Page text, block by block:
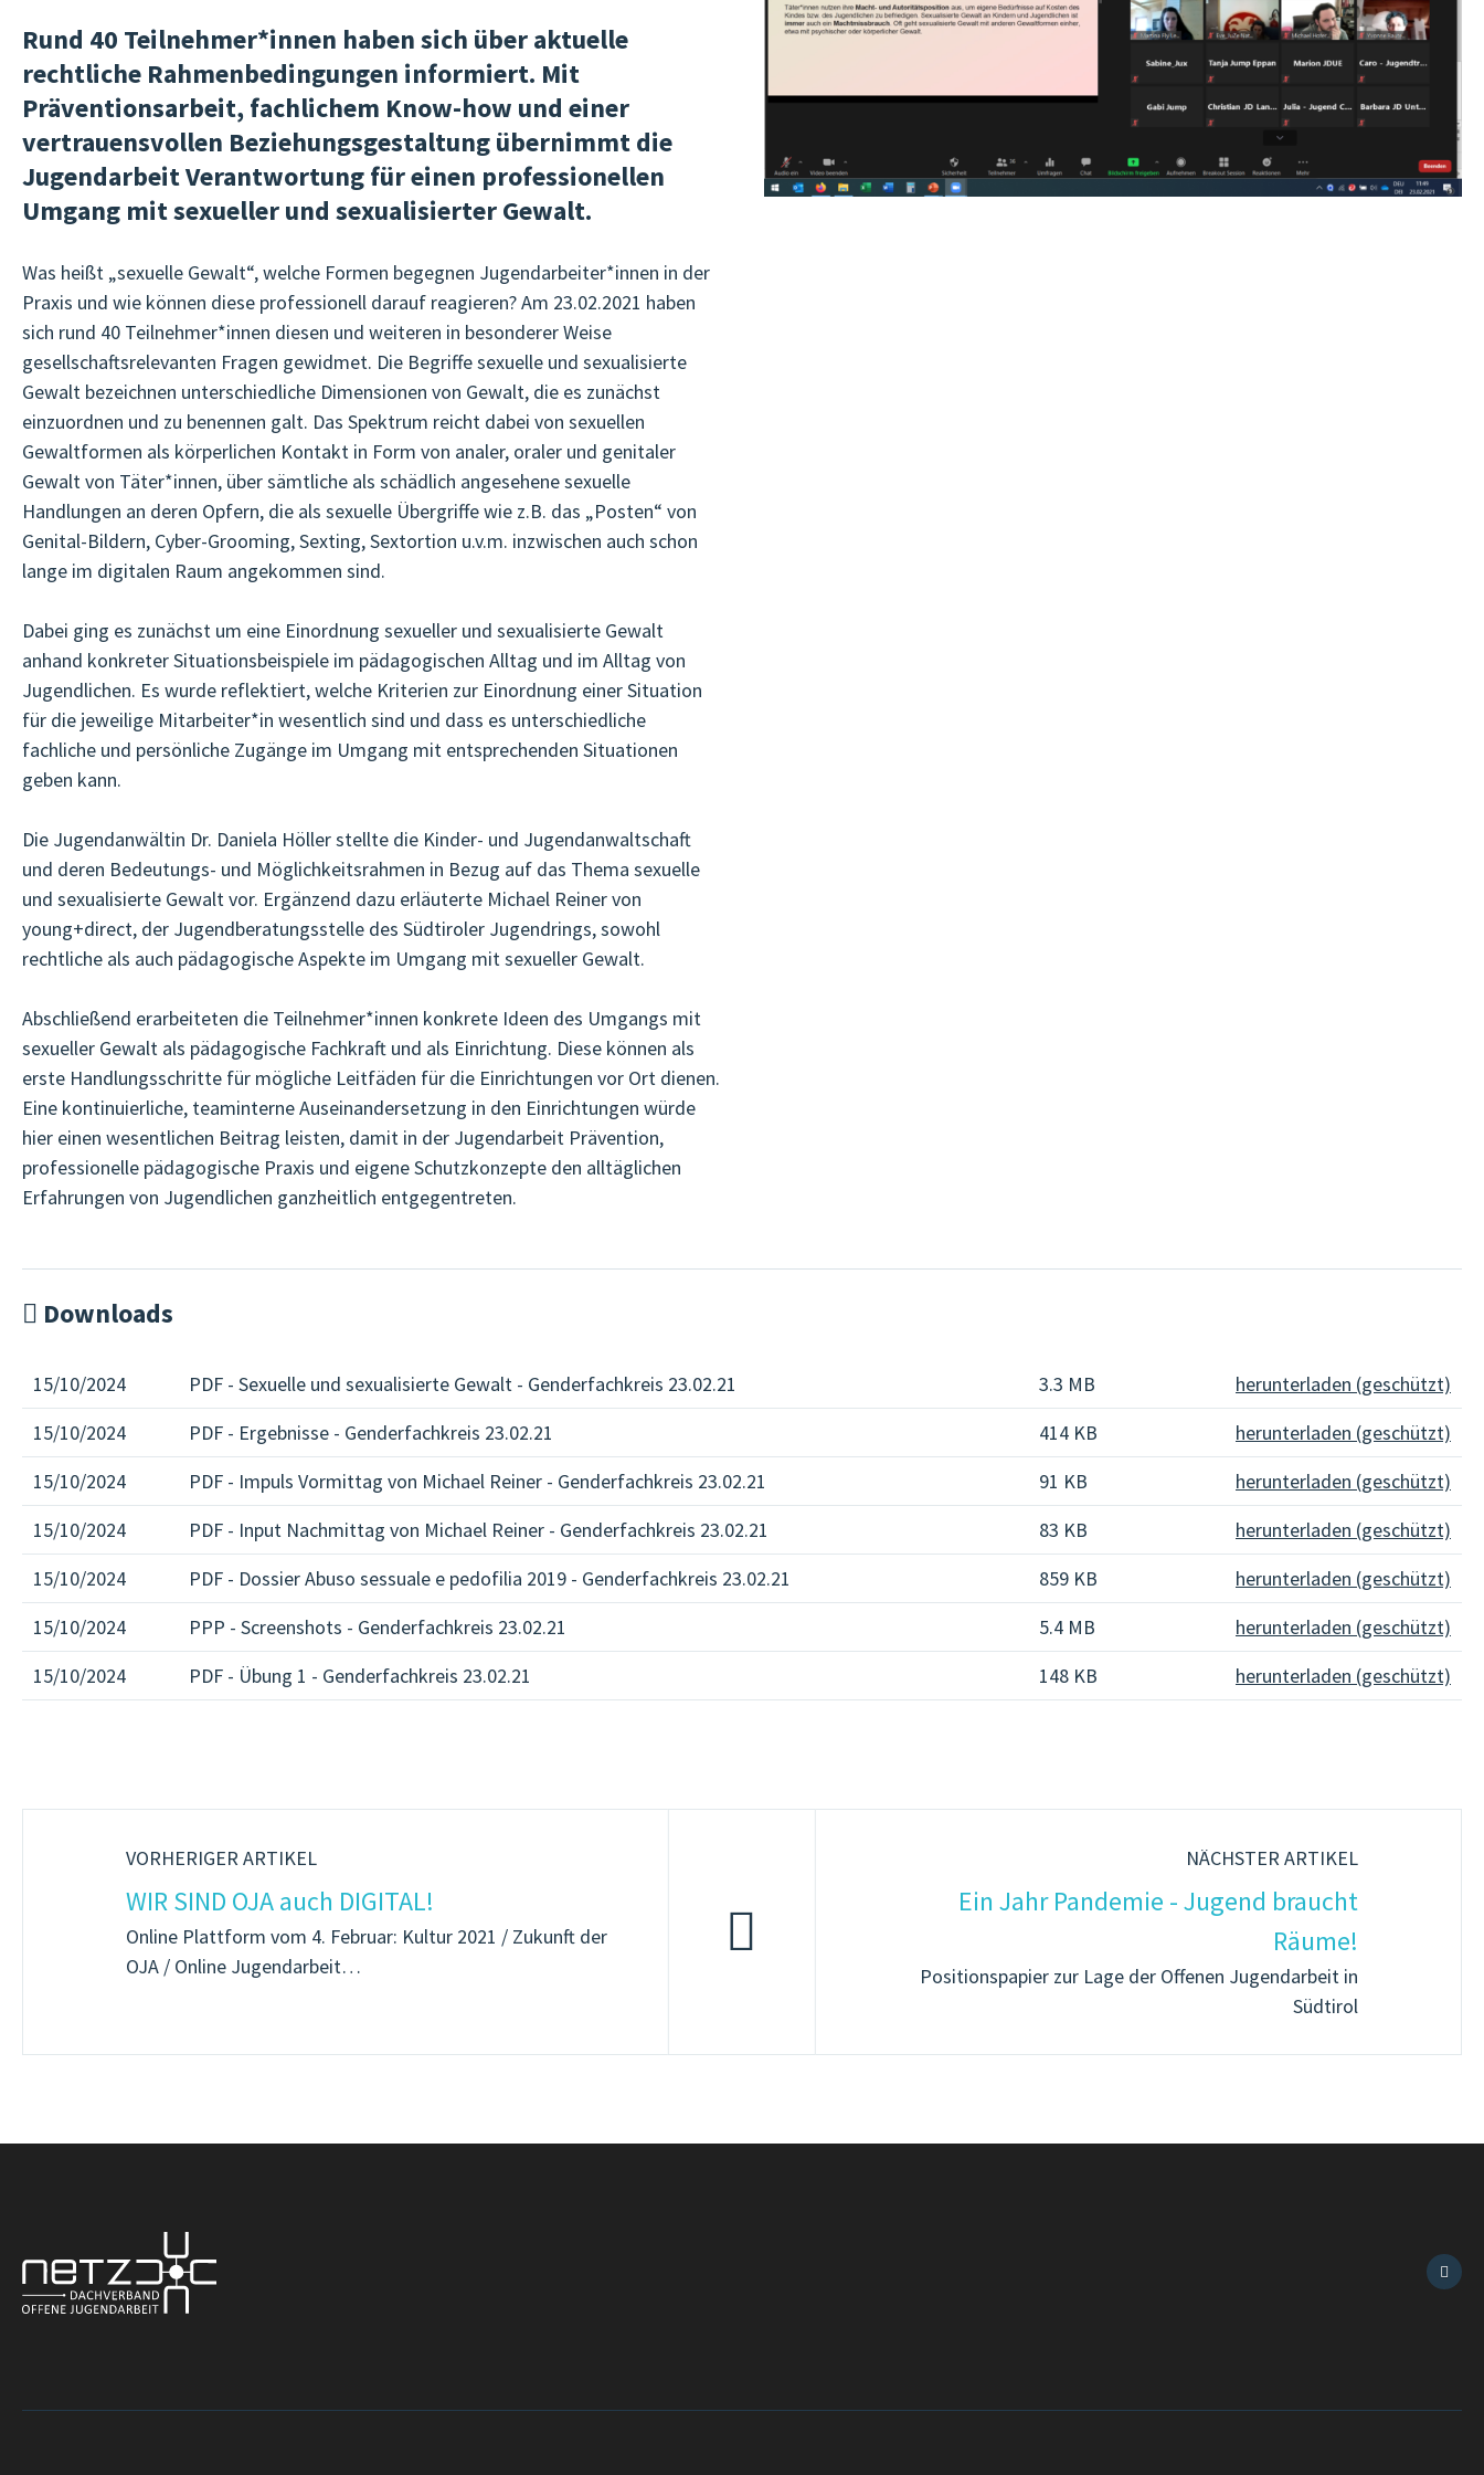
Rund 40 Teilnehmer*innen haben sich über aktuelle
rechtliche Rahmenbedingungen informiert. Mit
Präventionsarbeit, fachlichem Know-how und einer
vertrauensvollen Beziehungsgestaltung übernimmt die
Jugendarbeit Verantwortung für einen professionellen
Umgang mit sexueller und sexualisierter Gewalt.
Was heißt „sexuelle Gewalt“, welche Formen begegnen Jugendarbeiter*innen in der
Praxis und wie können diese professionell darauf reagieren? Am 23.02.2021 haben
sich rund 40 Teilnehmer*innen diesen und weiteren in besonderer Weise
gesellschaftsrelevanten Fragen gewidmet. Die Begriffe sexuelle und sexualisierte
Gewalt bezeichnen unterschiedliche Dimensionen von Gewalt, die es zunächst
einzuordnen und zu benennen galt. Das Spektrum reicht dabei von sexuellen
Gewaltformen als körperlichen Kontakt in Form von analer, oraler und genitaler
Gewalt von Täter*innen, über sämtliche als schädlich angesehene sexuelle
Handlungen an deren Opfern, die als sexuelle Übergriffe wie z.B. das „Posten“ von
Genital-Bildern, Cyber-Grooming, Sexting, Sextortion u.v.m. inzwischen auch schon
lange im digitalen Raum angekommen sind.
Dabei ging es zunächst um eine Einordnung sexueller und sexualisierte Gewalt
anhand konkreter Situationsbeispiele im pädagogischen Alltag und im Alltag von
Jugendlichen. Es wurde reflektiert, welche Kriterien zur Einordnung einer Situation
für die jeweilige Mitarbeiter*in wesentlich sind und dass es unterschiedliche
fachliche und persönliche Zugänge im Umgang mit entsprechenden Situationen
geben kann.
Die Jugendanwältin Dr. Daniela Höller stellte die Kinder- und Jugendanwaltschaft
und deren Bedeutungs- und Möglichkeitsrahmen in Bezug auf das Thema sexuelle
und sexualisierte Gewalt vor. Ergänzend dazu erläuterte Michael Reiner von
young+direct, der Jugendberatungsstelle des Südtiroler Jugendrings, sowohl
rechtliche als auch pädagogische Aspekte im Umgang mit sexueller Gewalt.
Abschließend erarbeiteten die Teilnehmer*innen konkrete Ideen des Umgangs mit
sexueller Gewalt als pädagogische Fachkraft und als Einrichtung. Diese können als
erste Handlungsschritte für mögliche Leitfäden für die Einrichtungen vor Ort dienen.
Eine kontinuierliche, teaminterne Auseinandersetzung in den Einrichtungen würde
hier einen wesentlichen Beitrag leisten, damit in der Jugendarbeit Prävention,
professionelle pädagogische Praxis und eigene Schutzkonzepte den alltäglichen
Erfahrungen von Jugendlichen ganzheitlich entgegentreten.
Downloads
15/10/2024 PDF - Sexuelle und sexualisierte Gewalt - Genderfachkreis 23.02.21 3.3 MB
herunterladen (geschützt)
15/10/2024
PDF - Ergebnisse - Genderfachkreis 23.02.21 414 KB
herunterladen (geschützt)
15/10/2024
PDF - Impuls Vormittag von Michael Reiner - Genderfachkreis 23.02.21 91 KB
herunterladen (geschützt)
15/10/2024
PDF - Input Nachmittag von Michael Reiner - Genderfachkreis 23.02.21 83 KB
herunterladen (geschützt)
15/10/2024
PDF - Dossier Abuso sessuale e pedofilia 2019 - Genderfachkreis 23.02.21 859 KB
herunterladen (geschützt)
15/10/2024
PPP - Screenshots - Genderfachkreis 23.02.21 5.4 MB
herunterladen (geschützt)
15/10/2024
PDF - Übung 1 - Genderfachkreis 23.02.21 148 KB herunterladen (geschützt)
VORHERIGER ARTIKEL
WIR SIND OJA auch DIGITAL!
Online Plattform vom 4. Februar: Kultur 2021 / Zukunft der
OJA / Online Jugendarbeit…
NÄCHSTER ARTIKEL
Ein Jahr Pandemie - Jugend braucht
Räume!
Positionspapier zur Lage der Offenen Jugendarbeit in
Südtirol